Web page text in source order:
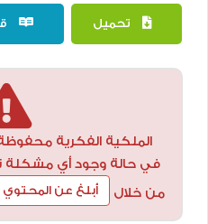
تحميل
الملكية الفكرية
في حالة وجود أي مشكلة
من خلال
أبلغ عن المحتوي